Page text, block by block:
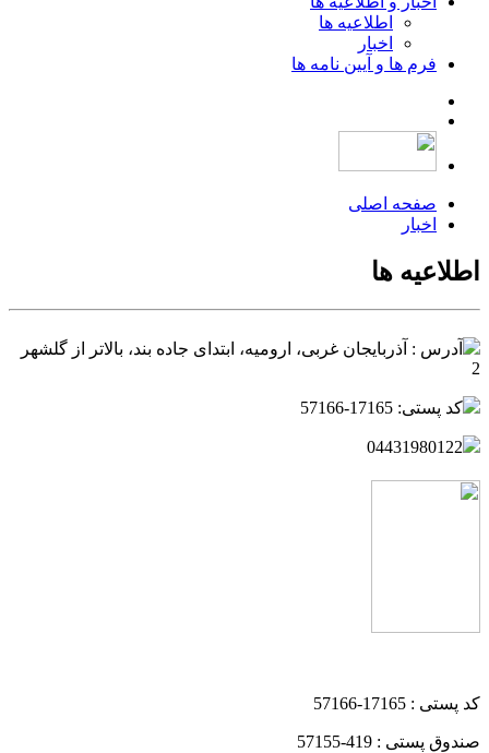
اطلاعیه ها
اخبار
فرم ها و آیین نامه ها
صفحه اصلی
اخبار
اطلاعیه ها
آدرس : آذربایجان غربی، ارومیه، ابتدای جاده بند، بالاتر از گلشهر
2
کد پستی: 17165-57166
04431980122
کد پستی : 17165-57166
صندوق پستی : 419-57155